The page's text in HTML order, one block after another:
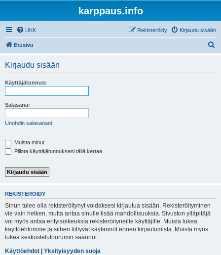
karppaus.info
UKK Kirjaudu sisään
Rekisteröidy
Etusivu
Kirjaudu sisään
Käyttäjätunnus:
Salasana:
Unohdin salasanani
Muista minut
Piilota käyttäjätunnukseni tällä kertaa
REKISTERÖIDY
Sinun tulee olla rekisteröitynyt voidaksesi kirjautua sisään. Rekisteröityminen
vie vain hetken, mutta antaa sinulle lisää mahdollisuuksia. Sivuston ylläpitäjä
voi myös antaa erityisoikeuksia rekisteröityneille käyttäjille. Muista lukea
käyttöehtomme ja siihen liittyvät käytännöt ennen kirjautumista. Muista myös
lukea keskustelufoorumin säännöt.
Käyttöehdot | Yksityisyyden suoja